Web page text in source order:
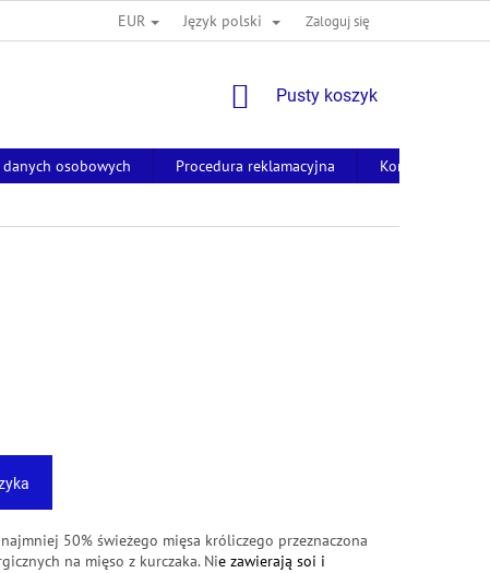
EUR Język polski Zaloguj się
KOSZYK
Pusty koszyk
osobowych Procedura reklamacyjna
Kontakty
50% świeżego mięsa króliczego przeznaczona
na mięso z kurczaka.Nie zawierają soi i